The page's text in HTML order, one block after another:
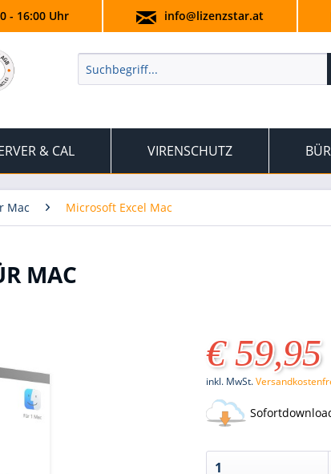
- 16:00 Uhr info@lizenzstar.at
& CAL VIRENSCHUTZ
Mac Microsoft Excel Mac
MAC
€ 59,95
inkl. MwSt.